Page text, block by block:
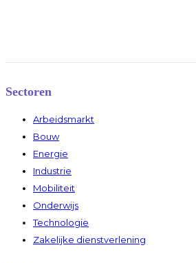
Sectoren
Arbeidsmarkt
Bouw
Energie
Industrie
Mobiliteit
Onderwijs
Technologie
Zakelijke dienstverlening